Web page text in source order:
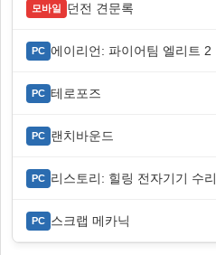
모바일 던전 견문록
PC 에이리언: 파이어팀 엘리트 2
PC 테로포즈
PC 랜치바운드
PC 리스토리: 힐링 전자기기 수리
PC 스크랩 메카닉